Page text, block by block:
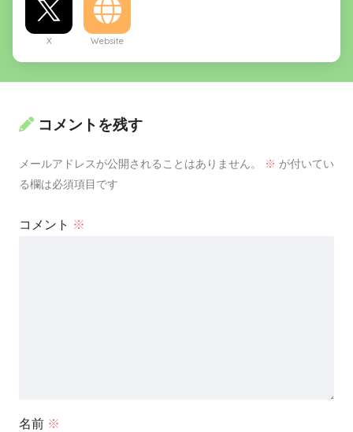
X Website
コメントを残す
メールアドレスが公開されることはありません。 ※ が付いてい
る欄は必須項目です
コメント ※
名前 ※